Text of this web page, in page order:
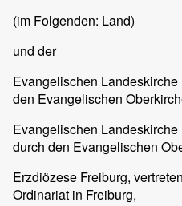
(im Folgenden: Land)
und der
Evangelischen
den Evangelischen
Evangelischen
durch den Evangelischen
Erzdiözese Freiburg,
Ordinariat in Freiburg,